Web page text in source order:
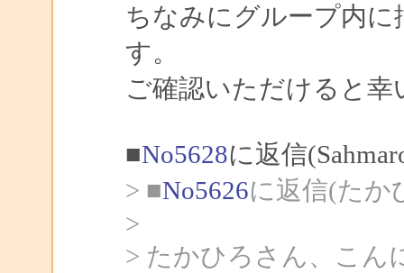
ちなみにグループ内
す。
ご確認いただけると幸
■No5628に返信
> ■No5626に返信(たか
>
> たかひろさん、こん